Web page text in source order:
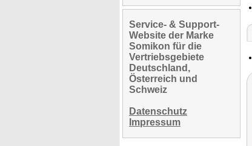
Service- & Support-
Website der Marke
Somikon für die
Vertriebsgebiete
Deutschland,
Österreich und
Schweiz
Datenschutz
Impressum